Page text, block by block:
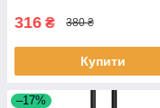
316 ₴ 380 ₴
Купити
–17%